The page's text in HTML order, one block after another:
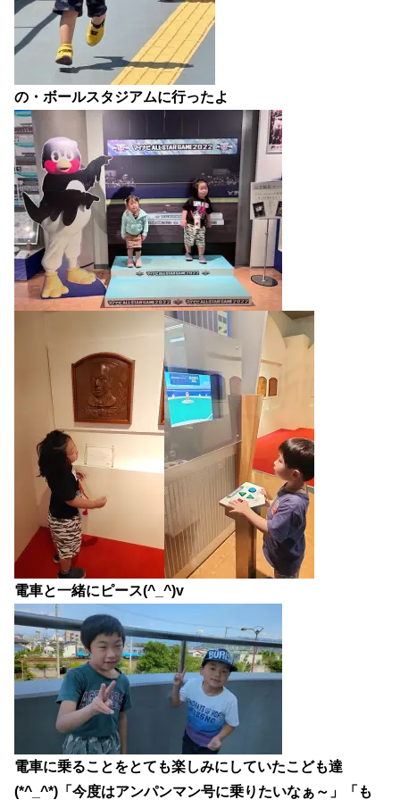
の・ボールスタジアムに行ったよ
電車と一緒にピース(^_^)v
電車に乗ることをとても楽しみにしていたこども達
(*^_^*)「今度はアンパンマン号に乗りたいなぁ～」「も